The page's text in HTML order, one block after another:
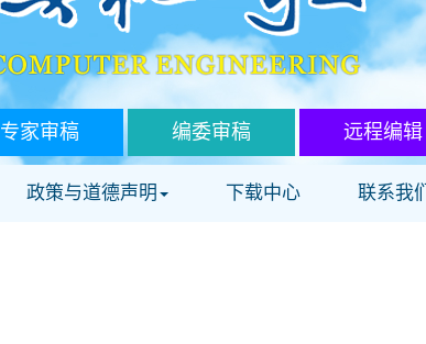
专家审稿 编委审稿 远程编辑
政策与道德声明 下载中心 联系我们